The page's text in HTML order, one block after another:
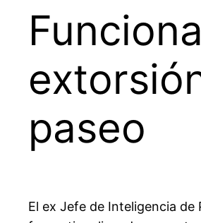
paseo
El ex Jefe de Inteligencia de